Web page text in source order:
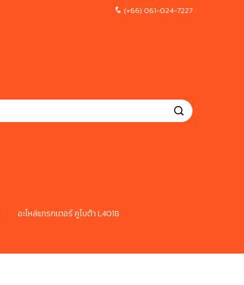
(+66) 061-024-7227
อะไหล่แทรกเตอร์ คูโบต้า L4018